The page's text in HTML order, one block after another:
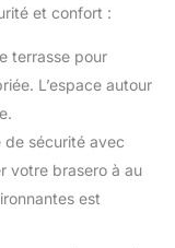
et confort :
terrasse pour
L’espace autour
de sécurité avec
votre brasero à au
est